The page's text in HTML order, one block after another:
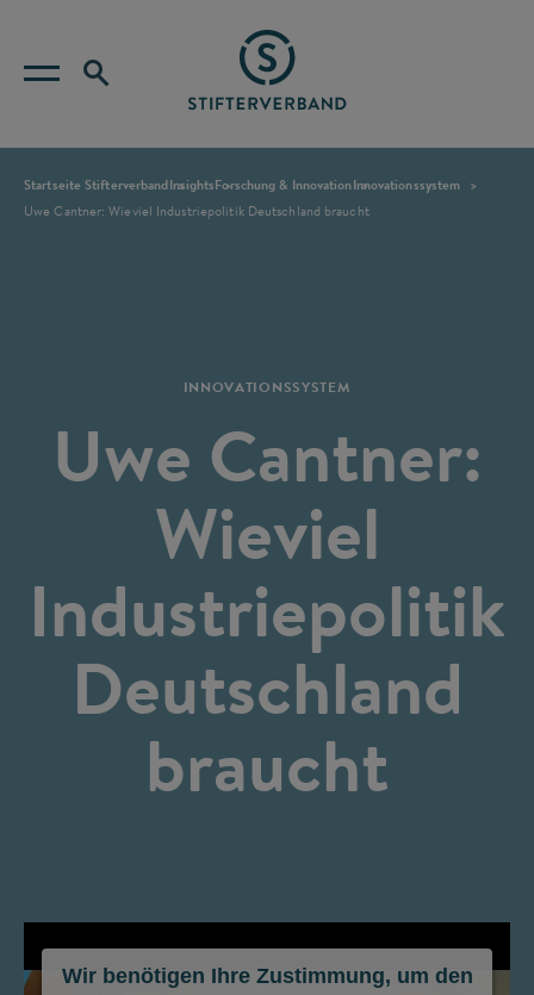
Startseite StifterverbandInsightsForschung & InnovationInnovationssystem
Uwe Cantner: Wieviel Industriepolitik Deutschland braucht
INNOVATIONSSYSTEM
Uwe Cantner:
Wieviel
Industriepolitik
Deutschland
braucht
Wir benötigen Ihre Zustimmung, um den